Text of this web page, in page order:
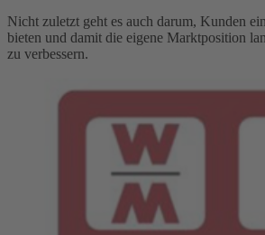
Nicht zuletzt geht es auch darum, Kunden
bieten und damit die eigene Marktposition
zu verbessern.